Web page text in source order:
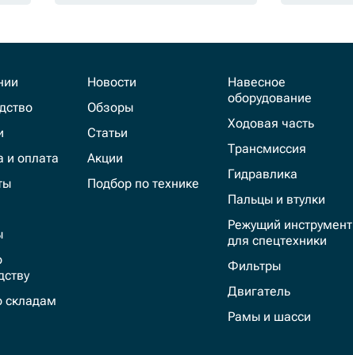
и оплата
складам
Новости
Обзоры
Статьи
Акции
Подбор по технике
Навесное
оборудование
Ходовая часть
Трансмиссия
Гидравлика
Пальцы и втулки
Режущий инструмент
для спецтехники
Фильтры
Двигатель
Рамы и шасси